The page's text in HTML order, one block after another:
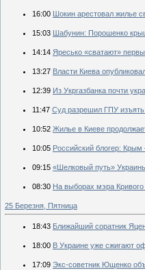
16:00 Шокин арестовал жилье
15:03 Шабунин: Порошенко
14:14 Яресько «сватают»
13:27 Власти Киева
12:39 Из Укргазбанка почти
11:47 Суд разрешил ГПУ изъять
10:52 Жилье в Киеве
10:05 Российский блогер:
09:15 «Шелковый путь»
08:30 На выборах мэра
25 Березня, Пятница
18:43 Ближайший соратник
18:00 В Украине уже сжигают
17:09 Экс-советник Ющенко